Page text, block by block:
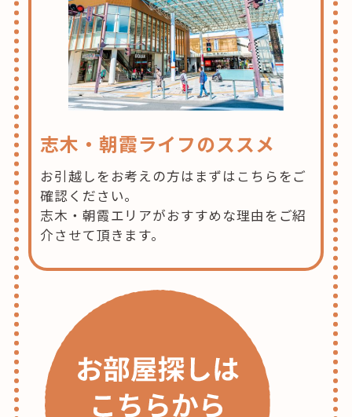
志木・朝霞ライフのススメ
お引越しをお考えの方はまずはこちらをご
確認ください。
志木・朝霞エリアがおすすめな理由をご紹
介させて頂きます。